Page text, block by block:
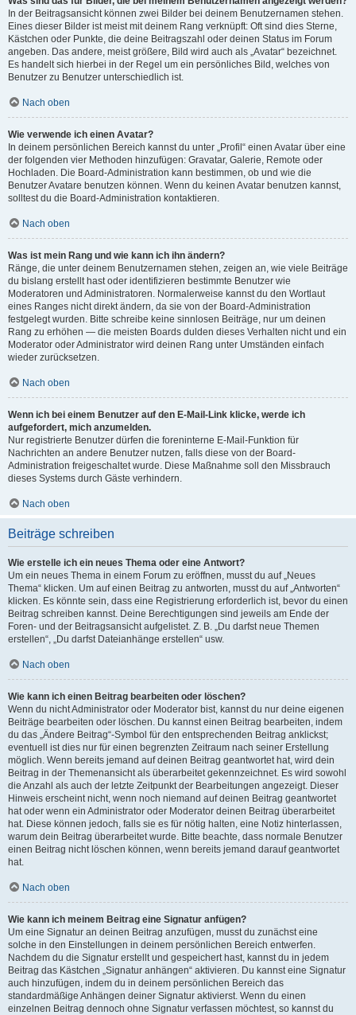
In der Beitragsansicht können zwei Bilder bei deinem Benutzernamen stehen.
Eines dieser Bilder ist meist mit deinem Rang verknüpft: Oft sind dies Sterne,
Kästchen oder Punkte, die deine Beitragszahl oder deinen Status im Forum
angeben. Das andere, meist größere, Bild wird auch als „Avatar“ bezeichnet.
Es handelt sich hierbei in der Regel um ein persönliches Bild, welches von
Benutzer zu Benutzer unterschiedlich ist.
Nach oben
Wie verwende ich einen Avatar?
In deinem persönlichen Bereich kannst du unter „Profil“ einen Avatar über eine
der folgenden vier Methoden hinzufügen: Gravatar, Galerie, Remote oder
Hochladen. Die Board-Administration kann bestimmen, ob und wie die
Benutzer Avatare benutzen können. Wenn du keinen Avatar benutzen kannst,
solltest du die Board-Administration kontaktieren.
Nach oben
Was ist mein Rang und wie kann ich ihn ändern?
Ränge, die unter deinem Benutzernamen stehen, zeigen an, wie viele Beiträge
du bislang erstellt hast oder identifizieren bestimmte Benutzer wie
Moderatoren und Administratoren. Normalerweise kannst du den Wortlaut
eines Ranges nicht direkt ändern, da sie von der Board-Administration
festgelegt wurden. Bitte schreibe keine sinnlosen Beiträge, nur um deinen
Rang zu erhöhen — die meisten Boards dulden dieses Verhalten nicht und ein
Moderator oder Administrator wird deinen Rang unter Umständen einfach
wieder zurücksetzen.
Nach oben
Wenn ich bei einem Benutzer auf den E-Mail-Link klicke, werde ich
aufgefordert, mich anzumelden.
Nur registrierte Benutzer dürfen die foreninterne E-Mail-Funktion für
Nachrichten an andere Benutzer nutzen, falls diese von der Board-
Administration freigeschaltet wurde. Diese Maßnahme soll den Missbrauch
dieses Systems durch Gäste verhindern.
Nach oben
Beiträge schreiben
Wie erstelle ich ein neues Thema oder eine Antwort?
Um ein neues Thema in einem Forum zu eröffnen, musst du auf „Neues
Thema“ klicken. Um auf einen Beitrag zu antworten, musst du auf „Antworten“
klicken. Es könnte sein, dass eine Registrierung erforderlich ist, bevor du einen
Beitrag schreiben kannst. Deine Berechtigungen sind jeweils am Ende der
Foren- und der Beitragsansicht aufgelistet. Z. B. „Du darfst neue Themen
erstellen“, „Du darfst Dateianhänge erstellen“ usw.
Nach oben
Wie kann ich einen Beitrag bearbeiten oder löschen?
Wenn du nicht Administrator oder Moderator bist, kannst du nur deine eigenen
Beiträge bearbeiten oder löschen. Du kannst einen Beitrag bearbeiten, indem
du das „Ändere Beitrag“-Symbol für den entsprechenden Beitrag anklickst;
eventuell ist dies nur für einen begrenzten Zeitraum nach seiner Erstellung
möglich. Wenn bereits jemand auf deinen Beitrag geantwortet hat, wird dein
Beitrag in der Themenansicht als überarbeitet gekennzeichnet. Es wird sowohl
die Anzahl als auch der letzte Zeitpunkt der Bearbeitungen angezeigt. Dieser
Hinweis erscheint nicht, wenn noch niemand auf deinen Beitrag geantwortet
hat oder wenn ein Administrator oder Moderator deinen Beitrag überarbeitet
hat. Diese können jedoch, falls sie es für nötig halten, eine Notiz hinterlassen,
warum dein Beitrag überarbeitet wurde. Bitte beachte, dass normale Benutzer
einen Beitrag nicht löschen können, wenn bereits jemand darauf geantwortet
hat.
Nach oben
Wie kann ich meinem Beitrag eine Signatur anfügen?
Um eine Signatur an deinen Beitrag anzufügen, musst du zunächst eine
solche in den Einstellungen in deinem persönlichen Bereich entwerfen.
Nachdem du die Signatur erstellt und gespeichert hast, kannst du in jedem
Beitrag das Kästchen „Signatur anhängen“ aktivieren. Du kannst eine Signatur
auch hinzufügen, indem du in deinem persönlichen Bereich das
standardmäßige Anhängen deiner Signatur aktivierst. Wenn du einen
einzelnen Beitrag dennoch ohne Signatur verfassen möchtest, so kannst du